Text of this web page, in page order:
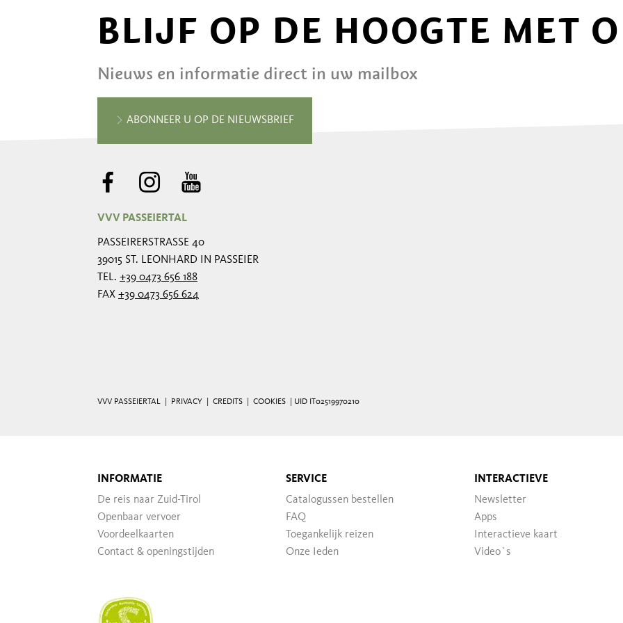
BLIJF OP DE HOOGTE MET
Nieuws en informatie direct in uw mailbox
ABONNEER U OP DE NIEUWSBRIEF
VVV PASSEIERTAL
PASSEIRERSTRASSE 40
39015 ST. LEONHARD IN PASSEIER
TEL. +39 0473 656 188
FAX +39 0473 656 624
VVV PASSEIERTAL | PRIVACY CREDITS COOKIES | UID IT02519970210
INFORMATIE
De reis naar Zuid-Tirol
Openbaar vervoer
Voordeelkaarten
Contact & openingstijden
SERVICE
Catalogussen bestellen
FAQ
Toegankelijk reizen
Onze Ieden
INTERACTIEVE
Newsletter
Apps
Interactieve kaart
Video`s